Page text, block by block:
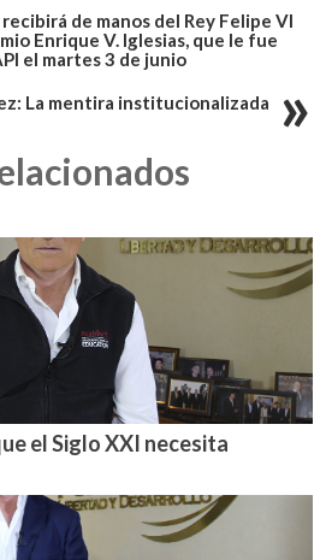
de manos del Rey Felipe VI
Enrique V. Iglesias, que le fue
el martes 3 de junio
La mentira institucionalizada
el Siglo XXI necesita